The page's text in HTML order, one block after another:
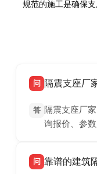
规范的施工是确保
问 隔震支座厂
答 隔震支座厂
询报价、参数
问 靠谱的建筑